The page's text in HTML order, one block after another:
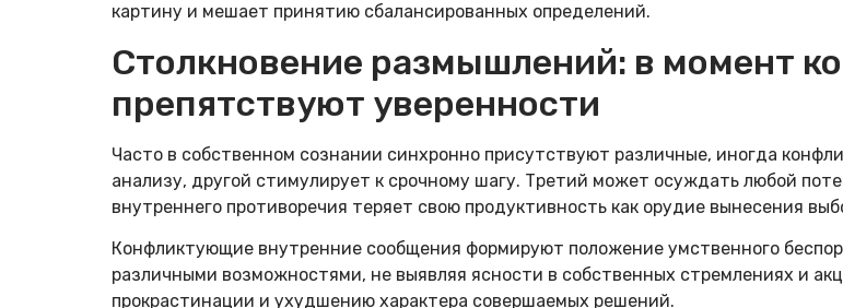
картину и мешает принятию сбалансированных определений.
Столкновение размышлений: в момент
препятствуют уверенности
Часто в собственном сознании синхронно присутствуют различные, иногда
анализу, другой стимулирует к срочному шагу. Третий может осуждать любой
внутреннего противоречия теряет свою продуктивность как орудие вынесения
Конфликтующие внутренние сообщения формируют положение умственного
различными возможностями, не выявляя ясности в собственных стремлениях и
прокрастинации и ухудшению характера совершаемых решений.